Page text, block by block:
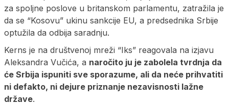
za spoljne poslove u britanskom parlamentu, zatražila je
da se “Kosovu” ukinu sankcije EU, a predsednika Srbije
optužila da odbija saradnju.
Kerns je na društvenoj mreži “Iks” reagovala na izjavu
Aleksandra Vučića, a naročito ju je zabolela tvrdnja da
će Srbija ispuniti sve sporazume, ali da neće prihvatiti
ni defakto, ni dejure priznanje nezavisnosti lažne
države.